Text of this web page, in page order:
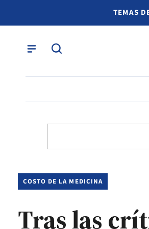
TEMAS
COSTO DE LA MEDICINA
Tras las